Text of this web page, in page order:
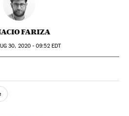
FARIZA
30, 2020 - 09:52EDT
Redes Sociales